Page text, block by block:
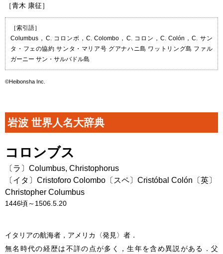
［青木 康征］
［索引語］
Columbus，C. コロンボ，C. Colombo，C. コロン，C. Colón，C. サン
タ・フェの協約 サンタ・マリア号 グアナハニ島 ワットリング島 ファル
ガーニー サン・サルバドル島
©Heibonsha Inc.
岩波 世界人名大辞典
コロンブス
〔ラ〕 Columbus, Christophorus
〔イタ〕 Cristoforo Colombo 〔スペ〕 Cristóbal Colón 〔英〕
Christopher Columbus
1446頃～1506.5.20
イタリアの航海者，アメリカ〈発見〉者．
無名時代の経歴は不詳の点が多く，生年を含め異説がある．父